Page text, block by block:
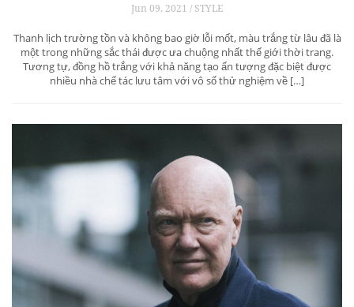
Jun 09, 2021 / STYLE
Thanh lịch trường tồn và không bao giờ lỗi mốt, màu trắng từ lâu đã là
một trong những sắc thái được ưa chuộng nhất thế giới thời trang.
Tương tự, đồng hồ trắng với khả năng tạo ấn tượng đặc biệt được
nhiều nhà chế tác lưu tâm với vô số thử nghiệm về […]